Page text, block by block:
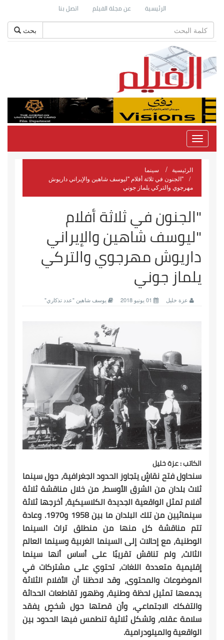
الرئيسية عن مجلة الفيلم اتصل بنا
بحث
Toggle
navigation
الرئيسية
سينما
"الجنون في ثلاثة أفلام "ليوسف شاهين والإيراني داريوش
مهرجوي والتركي يلماز جوني
"الجنون في ثلاثة أفلام
"ليوسف شاهين والإيراني
داريوش مهرجوي والتركي
يلماز جوني
عزة خليل يوسف شاهين "عدد تذكاري"
الكاتب : عزة خليل
سنحاول فتح نقاشٍ يتجاوز الحدود الجغرافية، حول سينما
ثلاث بلدان من الشرق الأوسط، من خلال مناقشة ثلاثة
أفلام تمثل الواقعية الجديدة الكلاسيكية، أخرجها ثلاثة
سينمائيين من تلك البلدان ما بين 1958 و1970. وعادة
تتم مناقشة كل منها من منطلق تراث السينما
الوطنية، مع إحالات إلى السينما الغربية وسينما العالم
الثالث، ولم تناقش تقريبًا على أساس أنها سينما
إقليمية متعددة اللغات، تحتوي على مشتركات في
الموضوعات والمحتوى، وقد لاحظنا أن الأفلام الثلاثة
يجمعها تمثيل لحظة وطنية، وظهور تقاطعات الحداثة
والتفكك الاجتماعي، وأن قصتها حول شخصٍ يفقد
سلامة عقله، وتشكل ثلاثية تنطمس فيها الحدود بين
الواقعية والميلودرامية.